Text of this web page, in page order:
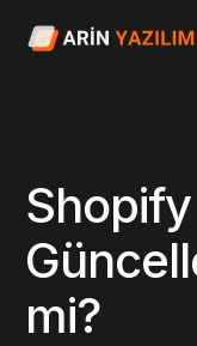
Shopify
mi?